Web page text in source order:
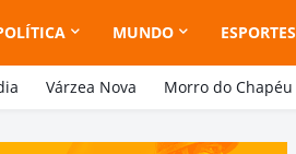
MUNDO ESPORTES
Várzea Nova Morro do Chapéu